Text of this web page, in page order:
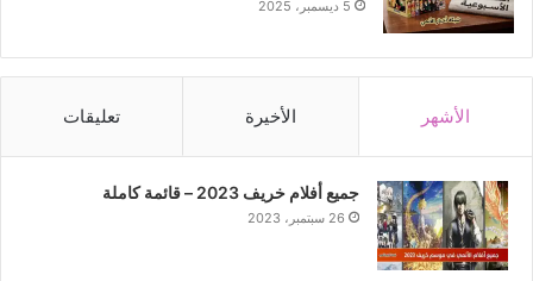
5 ديسمبر، 2025
الأشهر الأخيرة تعليقات
جميع أفلام خريف 2023 – قائمة كاملة
26 سبتمبر، 2023